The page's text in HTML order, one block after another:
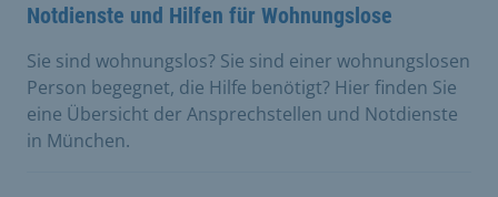
Notdienste und Hilfen für Wohnungslose
Sie sind wohnungslos? Sie sind einer wohnungslosen
Person begegnet, die Hilfe benötigt? Hier finden Sie
eine Übersicht der Ansprechstellen und Notdienste
in München.